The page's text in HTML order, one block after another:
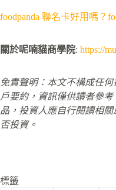
foodpanda 聯名卡好用嗎？
關於呢喃貓商學院: https://
免責聲明：本文不構成任
戶要約，資訊僅供讀者參
品，投資人應自行閱讀相
否投資。
標籤